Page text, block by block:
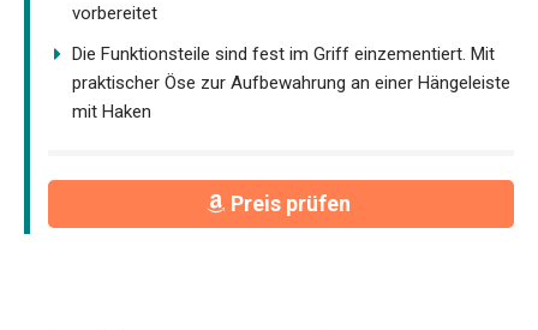
vorbereitet
Die Funktionsteile sind fest im Griff einzementiert. Mit
praktischer Öse zur Aufbewahrung an einer Hängeleiste
mit Haken
Preis prüfen